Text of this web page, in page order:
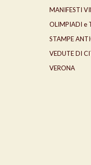
MANIFESTI
OLIMPIADI e
STAMPE
VEDUTE DI
VERONA